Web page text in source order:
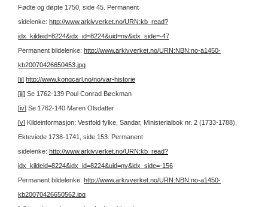
Fødte og døpte 1750, side 45. Permanent
sidelenke: http://www.arkivverket.no/URN:kb_read?
idx_kildeid=8224&idx_id=8224&uid=ny&idx_side=-47
Permanent bildelenke: http://www.arkivverket.no/URN:NBN:no-a1450-
kb20070426650453.jpg
[ii] http://www.kongcarl.no/no/var-historie
[iii] Se 1762-139 Poul Conrad Bøckman
[iv] Se 1762-140 Maren Olsdatter
[v] Kildeinformasjon: Vestfold fylke, Sandar, Ministerialbok nr. 2 (1733-1788),
Ekteviede 1738-1741, side 153. Permanent
sidelenke: http://www.arkivverket.no/URN:kb_read?
idx_kildeid=8224&idx_id=8224&uid=ny&idx_side=-156
Permanent bildelenke: http://www.arkivverket.no/URN:NBN:no-a1450-
kb20070426650562.jpg